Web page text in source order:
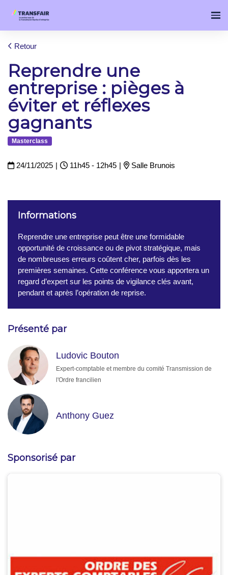
Retour
Reprendre une
entreprise : pièges à
éviter et réflexes
gagnants
Masterclass
24/11/2025 | 11h45 - 12h45 | Salle Brunois
Informations
Reprendre une entreprise peut être une formidable
opportunité de croissance ou de pivot stratégique, mais
de nombreuses erreurs coûtent cher, parfois dès les
premières semaines. Cette conférence vous apportera un
regard d’expert sur les points de vigilance clés avant,
pendant et après l’opération de reprise.
Présenté par
Ludovic Bouton
Expert-comptable et membre du comité Transmission de
l'Ordre francilien
Anthony Guez
Sponsorisé par